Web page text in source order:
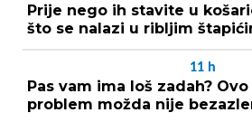
Prije nego ih stavite u
što se nalazi u ribljim
11 h
Pas vam ima loš zadah?
problem možda nije